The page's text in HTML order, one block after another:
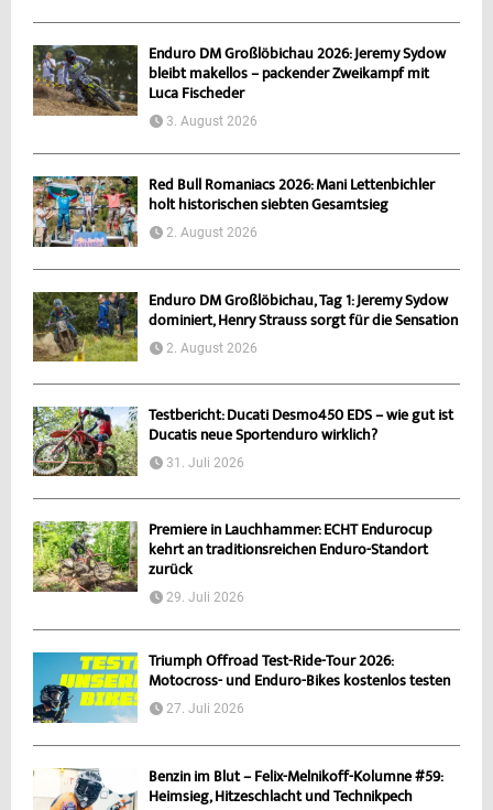
Enduro DM Großlöbichau 2026: Jeremy Sydow
bleibt makellos – packender Zweikampf mit
Luca Fischeder
3. August 2026
Red Bull Romaniacs 2026: Mani Lettenbichler
holt historischen siebten Gesamtsieg
2. August 2026
Enduro DM Großlöbichau, Tag 1: Jeremy Sydow
dominiert, Henry Strauss sorgt für die Sensation
2. August 2026
Testbericht: Ducati Desmo450 EDS – wie gut ist
Ducatis neue Sportenduro wirklich?
31. Juli 2026
Premiere in Lauchhammer: ECHT Endurocup
kehrt an traditionsreichen Enduro-Standort
zurück
29. Juli 2026
Triumph Offroad Test-Ride-Tour 2026:
Motocross- und Enduro-Bikes kostenlos testen
27. Juli 2026
Benzin im Blut – Felix-Melnikoff-Kolumne #59:
Heimsieg, Hitzeschlacht und Technikpech